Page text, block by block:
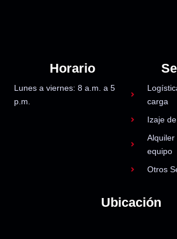
Horario
Lunes a viernes: 8 a.m. a 5
p.m.
carga
Izaje
Alquiler
equipo
Otros
Ubicación